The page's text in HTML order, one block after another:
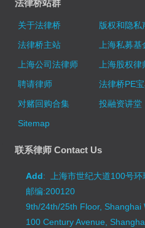
法律桥站群
关于法律桥 版权和隐私
法律桥主站
上海私募基
上海公司法律师
上海股权律
聘请律师
法律桥PE
对赌回购合集
投融资讲堂
Sitemap
联系律师 Contact Us
Add: 上海市世纪大道100号
邮编:200120
9th/24th/25th Floor, Shanghai
100 Century Avenue,